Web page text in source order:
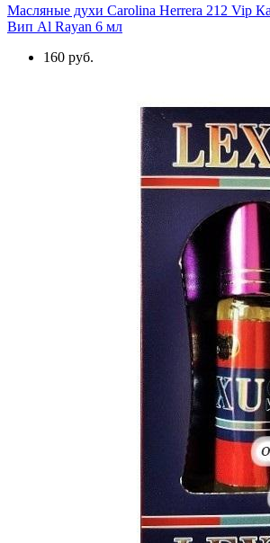
Масляные духи Carolina Herrera 212 Vip
Вип Al Rayan 6 мл
160 руб.